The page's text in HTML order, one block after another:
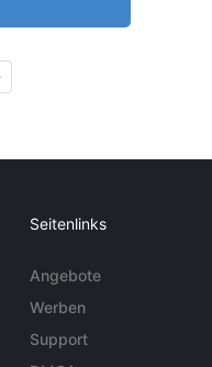
Seitenlinks
Angebote
Werben
Support